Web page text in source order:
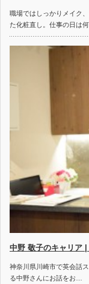
職場ではしっかりメイク
た化粧直し。仕事の日は
中野 敬子のキャリア
神奈川県川崎市で英会話
る中野さんにお話をお…